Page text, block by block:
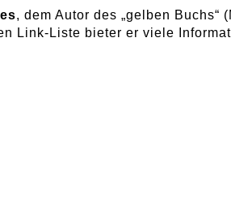
, dem Autor des „gelben Buchs“
Link-Liste bieter er viele